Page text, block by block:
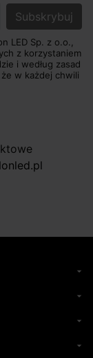
LED Sp. z o.o.,
z korzystaniem
i według zasad
w każdej chwili
arrow_drop_down
arrow_drop_down
arrow_drop_down
arrow_drop_down